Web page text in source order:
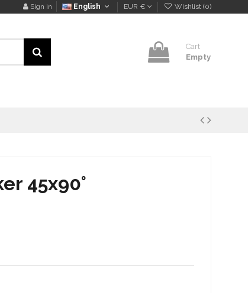
Sign in English EUR € Wishlist (0)
Cart
Empty
45x90°